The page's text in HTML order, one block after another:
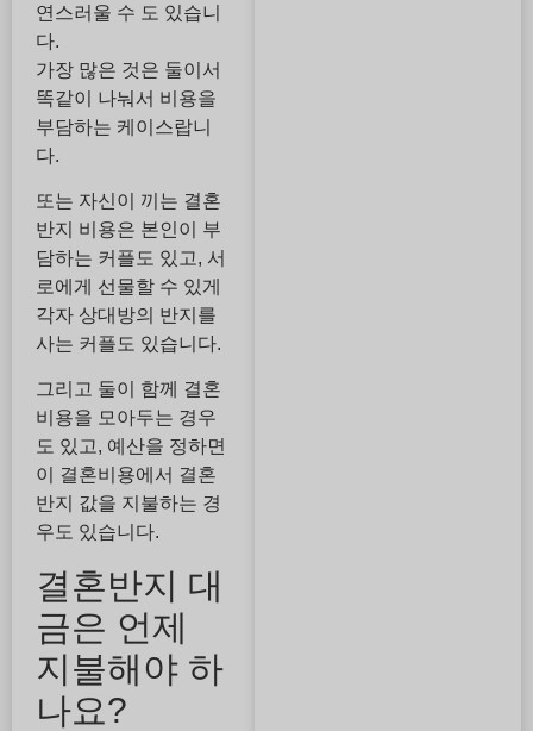
연스러울 수 도 있습니
다.
가장 많은 것은 둘이서
똑같이 나눠서 비용을
부담하는 케이스랍니
다.
또는 자신이 끼는 결혼
반지 비용은 본인이 부
담하는 커플도 있고, 서
로에게 선물할 수 있게
각자 상대방의 반지를
사는 커플도 있습니다.
그리고 둘이 함께 결혼
비용을 모아두는 경우
도 있고, 예산을 정하면
이 결혼비용에서 결혼
반지 값을 지불하는 경
우도 있습니다.
결혼반지 대
금은 언제
지불해야 하
나요?